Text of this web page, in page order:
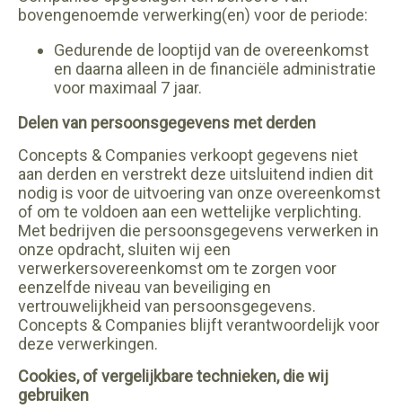
bovengenoemde verwerking(en) voor de periode:
Gedurende de looptijd van de overeenkomst
en daarna alleen in de financiële administratie
voor maximaal 7 jaar.
Delen van persoonsgegevens met derden
Concepts & Companies verkoopt gegevens niet
aan derden en verstrekt deze uitsluitend indien dit
nodig is voor de uitvoering van onze overeenkomst
of om te voldoen aan een wettelijke verplichting.
Met bedrijven die persoonsgegevens verwerken in
onze opdracht, sluiten wij een
verwerkersovereenkomst om te zorgen voor
eenzelfde niveau van beveiliging en
vertrouwelijkheid van persoonsgegevens.
Concepts & Companies blijft verantwoordelijk voor
deze verwerkingen.
Cookies, of vergelijkbare technieken, die wij
gebruiken